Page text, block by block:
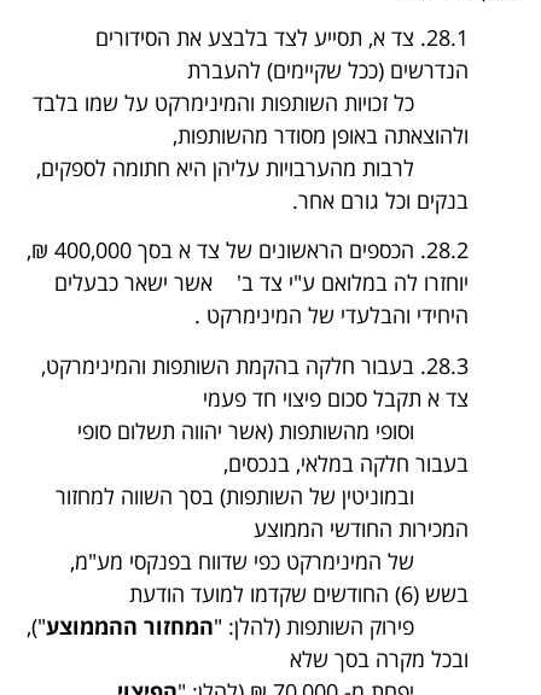
28.1. צד א, תסייע לצד בלבצע את הסידורים
הנדרשים (ככל שקיימים) להעברת
כל זכויות השותפות והמינימרקט על שמו בלבד
ולהוצאתה באופן מסודר מהשותפות,
לרבות מהערבויות עליהן היא חתומה לספקים,
בנקים וכל גורם אחר.
28.2. הכספים הראשונים של צד א בסך 400,000 ₪,
יוחזרו לה במלואם ע"י צד ב' אשר ישאר כבעלים
היחידי והבלעדי של המינימרקט .
28.3. בעבור חלקה בהקמת השותפות והמינימרקט,
צד א תקבל סכום פיצוי חד פעמי
וסופי מהשותפות (אשר יהווה תשלום סופי
בעבור חלקה במלאי, בנכסים,
ובמוניטין של השותפות) בסך השווה למחזור
המכירות החודשי הממוצע
של המינימרקט כפי שדווח בפנקסי מע"מ,
בשש (6) החודשים שקדמו למועד הודעת
פירוק השותפות (להלן: "המחזור ההממוצע"),
ובכל מקרה בסך שלא